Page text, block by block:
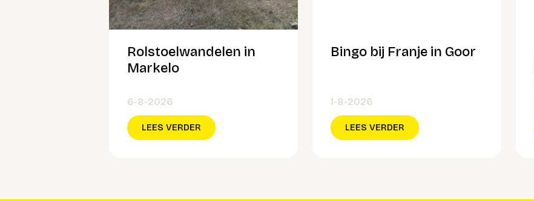
Rolstoelwandelen in
Markelo
6-8-2026
LEES VERDER
Bingo bij Franje in Goor
1-8-2026
LEES VERDER